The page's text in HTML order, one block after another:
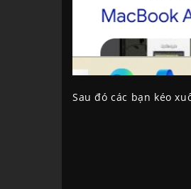
Sau đó các bạn kéo